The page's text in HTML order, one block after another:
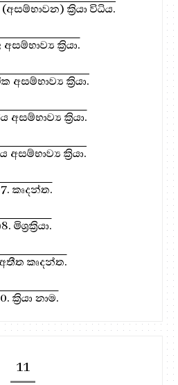
ක්‍රියා විධිය.
ක්‍රියා.
අසම්භාව්‍ය ක්‍රියා.
අසම්භාව්‍ය ක්‍රියා.
අසම්භාව්‍ය ක්‍රියා.
කෘදන්ත.
මිශ්‍රක්‍රියා.
කෘදන්ත.
ක්‍රියා නාම.
11